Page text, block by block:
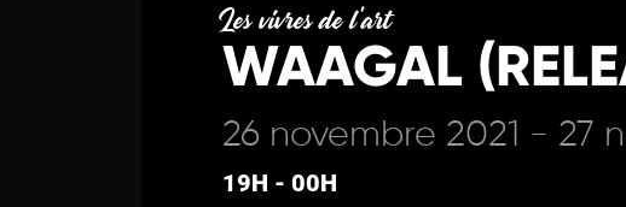
Les vivres de l'art
WAAGAL
26 novembre 2021 - 27
19H - 00H